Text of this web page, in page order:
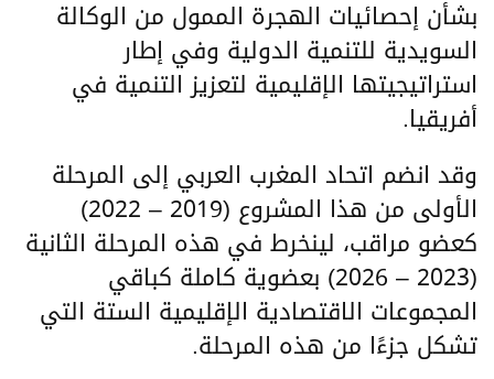
بشأن إحصائيات الهجرة الممول من الوكالة
السويدية للتنمية الدولية وفي إطار
استراتيجيتها الإقليمية لتعزيز التنمية في
أفريقيا.
وقد انضم اتحاد المغرب العربي إلى المرحلة
الأولى من هذا المشروع (2019 – 2022)
كعضو مراقب، لينخرط في هذه المرحلة الثانية
(2023 – 2026) بعضوية كاملة كباقي
المجموعات الاقتصادية الإقليمية الستة التي
تشكل جزءًا من هذه المرحلة.